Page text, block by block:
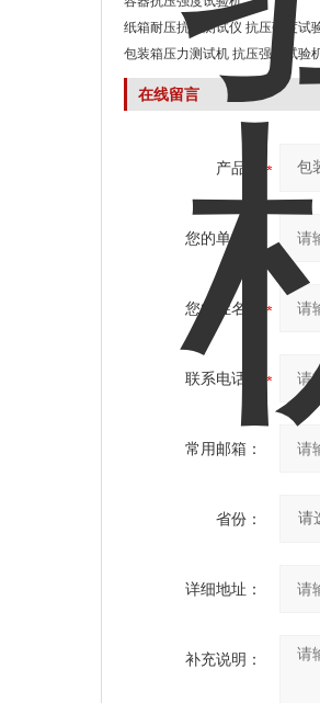
纸箱耐压抗压测试仪 抗压强度试
包装箱压力测试机 抗压强度试验
在线留言
产品：
您的单位：
您的姓名：
联系电话：
常用邮箱：
省份：
详细地址：
补充说明：